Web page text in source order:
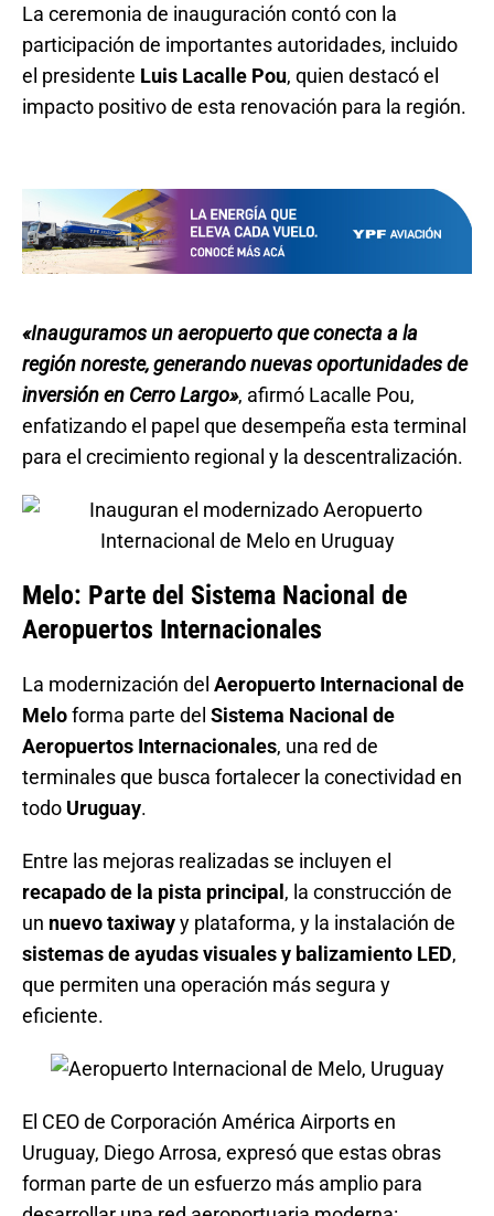
La ceremonia de inauguración contó con la
participación de importantes autoridades, incluido
el presidente Luis Lacalle Pou, quien destacó el
impacto positivo de esta renovación para la región.
«Inauguramos un aeropuerto que conecta a la
región noreste, generando nuevas oportunidades de
inversión en Cerro Largo», afirmó Lacalle Pou,
enfatizando el papel que desempeña esta terminal
para el crecimiento regional y la descentralización.
Melo: Parte del Sistema Nacional de
Aeropuertos Internacionales
La modernización del Aeropuerto Internacional de
Meloforma parte del Sistema Nacional de
Aeropuertos Internacionales, una red de
terminales que busca fortalecer la conectividad en
todo Uruguay.
Entre las mejoras realizadas se incluyen el
recapado de la pista principal , la construcción de
un nuevo taxiwayy plataforma, y la instalación de
sistemas de ayudas visuales y balizamiento LED,
que permiten una operación más segura y
eficiente.
El CEO de Corporación América Airports en
Uruguay, Diego Arrosa, expresó que estas obras
forman parte de un esfuerzo más amplio para